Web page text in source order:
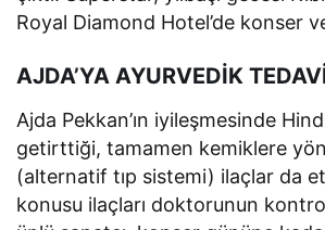
Royal Diamond Hotel’de konser
AJDA’YA AYURVEDİK
Ajda Pekkan’ın iyileşmesinde
getirttiği, tamamen kemiklere
(alternatif tıp sistemi) ilaçlar da
konusu ilaçları doktorunun